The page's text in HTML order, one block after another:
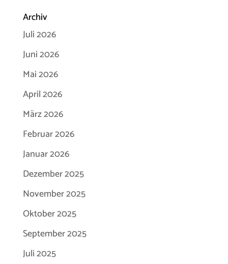
Archiv
Juli 2026
Juni 2026
Mai 2026
April 2026
März 2026
Februar 2026
Januar 2026
Dezember 2025
November 2025
Oktober 2025
September 2025
Juli 2025